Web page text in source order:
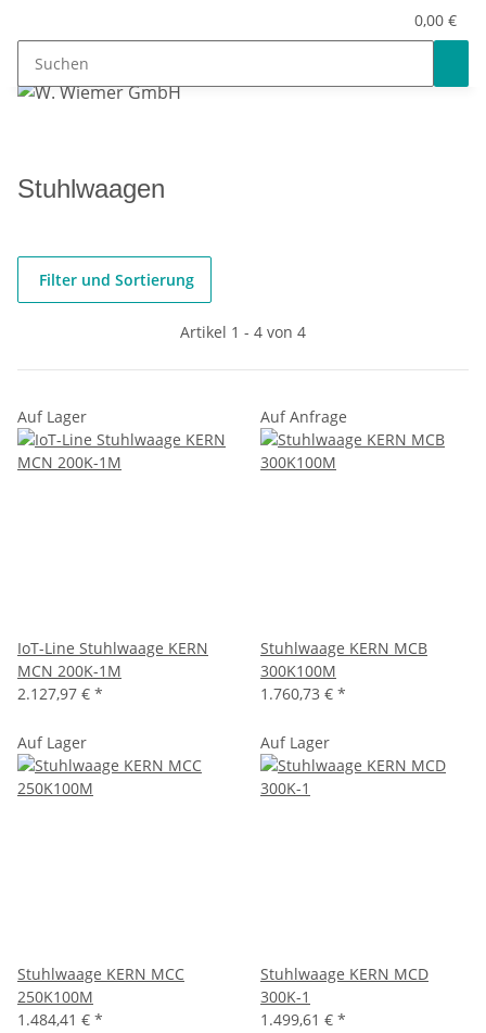
0,00 €
Stuhlwaagen
Filter und Sortierung
Artikel 1 - 4 von 4
Auf Lager
IoT-Line Stuhlwaage KERN
MCN 200K-1M
2.127,97 € *
Auf Anfrage
Stuhlwaage KERN MCB
300K100M
1.760,73 € *
Auf Lager
Stuhlwaage KERN MCC
250K100M
1.484,41 € *
Auf Lager
Stuhlwaage KERN MCD
300K-1
1.499,61 € *